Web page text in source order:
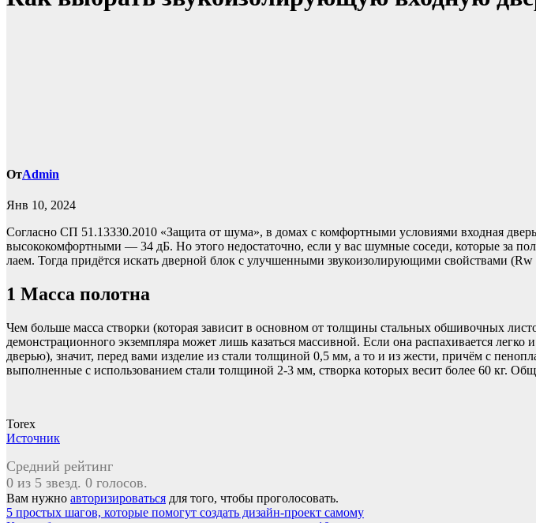
ОтAdmin
Янв 10, 2024
Согласно СП 51.13330.2010 «Защита от шума», в домах с комфортными условиями входная
высококомфортными — 34 дБ. Но этого недостаточно, если у вас шумные соседи, которые за
лаем. Тогда придётся искать дверной блок с улучшенными звукоизолирующими свойствами
1 Масса полотна
Чем больше масса створки (которая зависит в основном от толщины стальных обшивочных
демонстрационного экземпляра может лишь казаться массивной. Если она распахивается
дверью), значит, перед вами изделие из стали толщиной 0,5 мм, а то и из жести, причём с
выполненные с использованием стали толщиной 2-3 мм, створка которых весит более 60 кг.
Torex
Источник
Средний рейтинг
0 из 5 звезд. 0 голосов.
Вам нужно авторизироваться для того, чтобы проголосовать.
Навигация
5 простых шагов, которые помогут создать дизайн-проект самому